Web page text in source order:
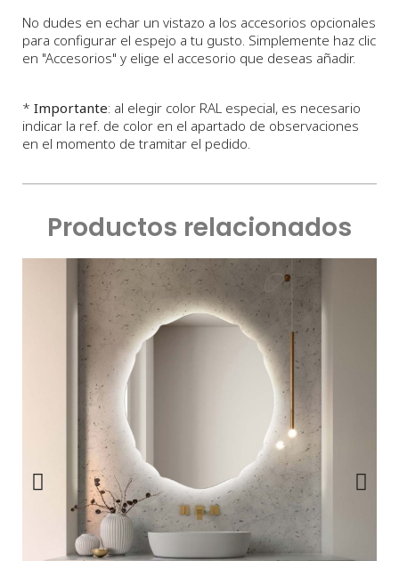
No dudes en echar un vistazo a los accesorios opcionales
para configurar el espejo a tu gusto. Simplemente haz clic
en "Accesorios" y elige el accesorio que deseas añadir.
* Importante: al elegir color RAL especial, es necesario
indicar la ref. de color en el apartado de observaciones
en el momento de tramitar el pedido.
Productos relacionados